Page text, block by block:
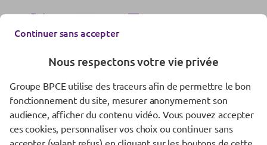
Mentions réglementaires
Données personnelles
Continuer sans accepter
Nous respectons votre vie privée
Groupe BPCE utilise des traceurs afin de permettre le bon
fonctionnement du site, mesurer anonymement son
audience, afficher du contenu vidéo. Vous pouvez accepter
ces cookies, personnaliser vos choix ou continuer sans
accepter (valant refus) en cliquant sur les boutons de cette